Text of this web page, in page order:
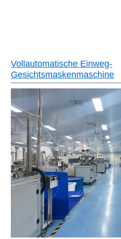
Vollautomatische Einweg-
Gesichtsmaskenmaschine